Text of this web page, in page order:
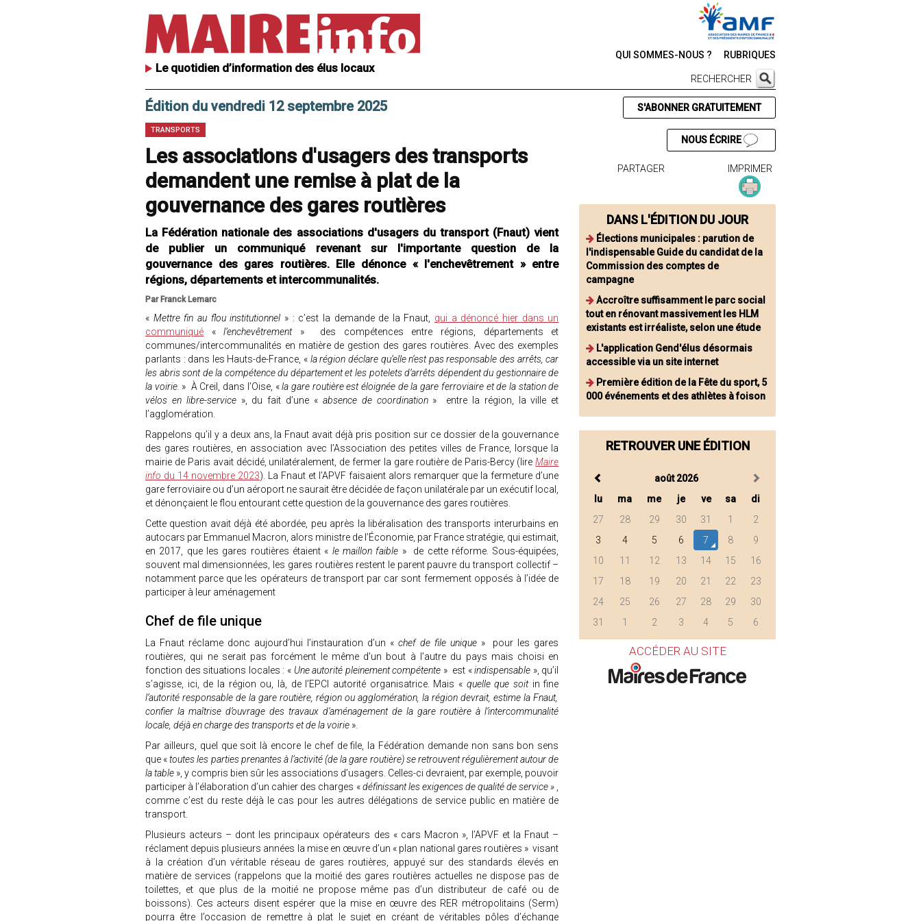
Le quotidien d’information des élus locaux
QUI SOMMES-NOUS ? RUBRIQUES
RECHERCHER
Édition du vendredi 12 septembre 2025
TRANSPORTS
Les associations d'usagers des transports
demandent une remise à plat de la
gouvernance des gares routières
La Fédération nationale des associations d'usagers du transport (Fnaut) vient
de publier un communiqué revenant sur l'importante question de la
gouvernance des gares routières. Elle dénonce « l'enchevêtrement » entre
régions, départements et intercommunalités.
Par Franck Lemarc
« Mettre fin au flou institutionnel » : c’est la demande de la Fnaut, qui a dénoncé hier dans un
communiqué «l’enchevêtrement » des compétences entre régions, départements et
communes/intercommunalités en matière de gestion des gares routières. Avec des exemples
parlants : dans les Hauts-de-France, « la région déclare qu’elle n’est pas responsable des arrêts, car
les abris sont de la compétence du département et les potelets d’arrêts dépendent du gestionnaire de
la voirie. » À Creil, dans l’Oise, «la gare routière est éloignée de la gare ferroviaire et de la station de
vélos en libre-service», du fait d’une «absence de coordination » entre la région, la ville et
l’agglomération.
Rappelons qu’il y a deux ans, la Fnaut avait déjà pris position sur ce dossier de la gouvernance
des gares routières, en association avec l’Association des petites villes de France, lorsque la
mairie de Paris avait décidé, unilatéralement, de fermer la gare routière de Paris-Bercy (lireMaire
info du 14 novembre 2023). La Fnaut et l’APVF faisaient alors remarquer que la fermeture d’une
gare ferroviaire ou d’un aéroport ne saurait être décidée de façon unilatérale par un exécutif local,
et dénonçaient le flou entourant cette question de la gouvernance des gares routières.
Cette question avait déjà été abordée, peu après la libéralisation des transports interurbains en
autocars par Emmanuel Macron, alors ministre de l’Économie, par France stratégie, qui estimait,
en 2017, que les gares routières étaient « le maillon faible » de cette réforme. Sous-équipées,
souvent mal dimensionnées, les gares routières restent le parent pauvre du transport collectif –
notamment parce que les opérateurs de transport par car sont fermement opposés à l’idée de
participer à leur aménagement
Chef de file unique
La Fnaut réclame donc aujourd’hui l’instauration d’un «chef de file unique» pour les gares
routières, qui ne serait pas forcément le même d’un bout à l’autre du pays mais choisi en
fonction des situations locales : « Une autorité pleinement compétente » est «indispensable », qu’il
s’agisse, ici, de la région ou, là, de l’EPCI autorité organisatrice. Mais « quelle que soitin fine
l’autorité responsable de la gare routière, région ou agglomération, la région devrait, estime la Fnaut,
confier la maîtrise d’ouvrage des travaux d’aménagement de la gare routière à l’intercommunalité
locale, déjà en charge des transports et de la voirie ».
Par ailleurs, quel que soit là encore le chef de file, la Fédération demande non sans bon sens
que «toutes les parties prenantes à l’activité (de la gare routière) se retrouvent régulièrement autour de
la table », y compris bien sûr les associations d’usagers. Celles-ci devraient, par exemple, pouvoir
participer à l’élaboration d’un cahier des charges «définissant les exigences de qualité de service »
comme c’est du reste déjà le cas pour les autres délégations de service public en matière de
transport.
Plusieurs acteurs – dont les principaux opérateurs des « cars Macron », l’APVF et la Fnaut –
réclament depuis plusieurs années la mise en œuvre d’un « plan national gares routières » visant
à la création d’un véritable réseau de gares routières, appuyé sur des standards élevés en
matière de services (rappelons que la moitié des gares routières actuelles ne dispose pas de
toilettes, et que plus de la moitié ne propose même pas d’un distributeur de café ou de
boissons). Ces acteurs disent espérer que la mise en œuvre des RER métropolitains (Serm)
pourra être l’occasion de remettre à plat le sujet en créant de véritables pôles d’échange
S'ABONNER GRATUITEMENT
NOUS ÉCRIRE
PARTAGER IMPRIMER
DANS L'ÉDITION DU JOUR
Élections municipales : parution de
l'indispensable Guide du candidat de la
Commission des comptes de
campagne
Accroître suffisamment le parc social
tout en rénovant massivement les HLM
existants est irréaliste, selon une étude
L'application Gend'élus désormais
accessible via un site internet
Première édition de la Fête du sport, 5
000 événements et des athlètes à foison
RETROUVER UNE ÉDITION
août 2026
lu
ma me je ve sa
di
27
28 29 30 31 1
2
3
4 5 6 7 8
9
10
11 12 13 14 15
16
17
18 19 20 21 22
23
24
25 26 27 28 29
30
31
1 2 3 4 5 6
ACCÉDER AU SITE